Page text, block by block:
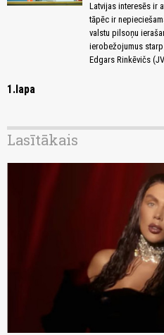
Latvijas interesēs ir
tāpēc ir
valstu pilsoņu
ierobežojumus
Edgars Rinkēvičs
1.lapa
Lasītākais